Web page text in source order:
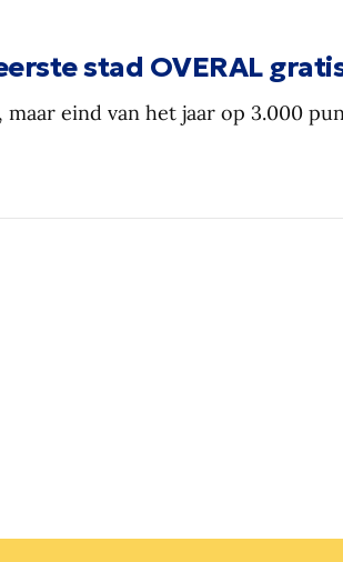
stad OVERAL
maar eind van het jaar op 3.000